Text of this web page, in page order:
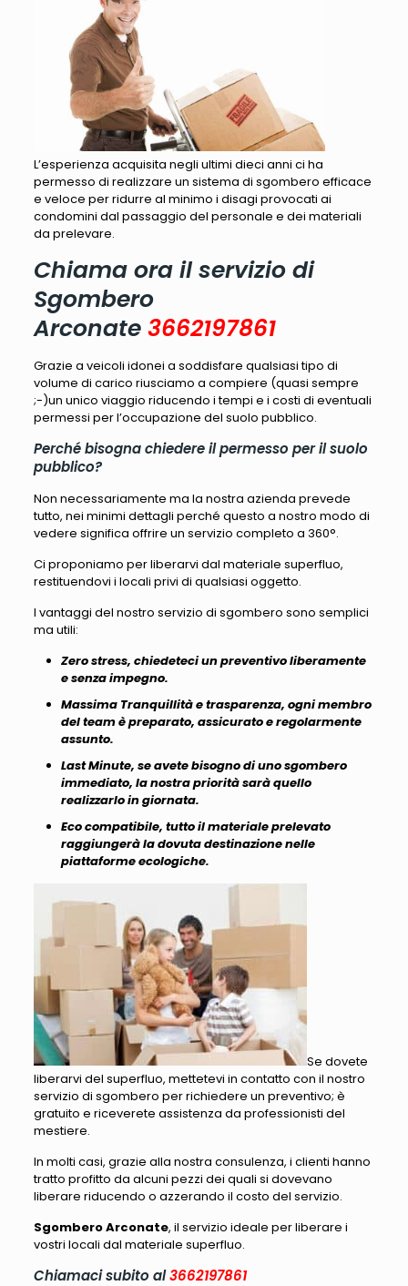
L’esperienza acquisita negli ultimi dieci anni ci ha
permesso di realizzare un sistema di sgombero efficace
e veloce per ridurre al minimo i disagi provocati ai
condomini dal passaggio del personale e dei materiali
da prelevare.
Chiama ora il servizio di
Sgombero
Arconate 3662197861
Grazie a veicoli idonei a soddisfare qualsiasi tipo di
volume di carico riusciamo a compiere (quasi sempre
;-)un unico viaggio riducendo i tempi e i costi di eventuali
permessi per l’occupazione del suolo pubblico.
Perché bisogna chiedere il permesso per il suolo
pubblico?
Non necessariamente ma la nostra azienda prevede
tutto, nei minimi dettagli perché questo a nostro modo di
vedere significa offrire un servizio completo a 360°.
Ci proponiamo per liberarvi dal materiale superfluo,
restituendovi i locali privi di qualsiasi oggetto.
I vantaggi del nostro servizio di sgombero sono semplici
ma utili:
Zero stress, chiedeteci un preventivo liberamente
e senza impegno.
Massima Tranquillità e trasparenza, ogni membro
del team è preparato, assicurato e regolarmente
assunto.
Last Minute, se avete bisogno di uno sgombero
immediato, la nostra priorità sarà quello
realizzarlo in giornata.
Eco compatibile, tutto il materiale prelevato
raggiungerà la dovuta destinazione nelle
piattaforme ecologiche.
Se dovete
liberarvi del superfluo, mettetevi in contatto con il nostro
servizio di sgombero per richiedere un preventivo; è
gratuito e riceverete assistenza da professionisti del
mestiere.
In molti casi, grazie alla nostra consulenza, i clienti hanno
tratto profitto da alcuni pezzi dei quali si dovevano
liberare riducendo o azzerando il costo del servizio.
Sgombero Arconate, il servizio ideale per liberare i
vostri locali dal materiale superfluo.
Chiamaci subito al3662197861